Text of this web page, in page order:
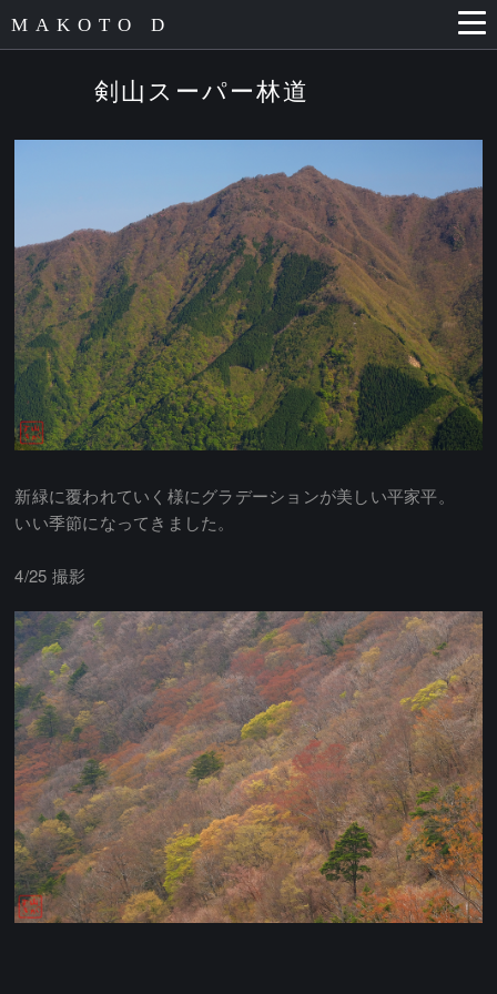
MAKOTO D
剣山スーパー林道
新緑に覆われていく様にグラデーションが美しい平家平。
いい季節になってきました。
4/25 撮影